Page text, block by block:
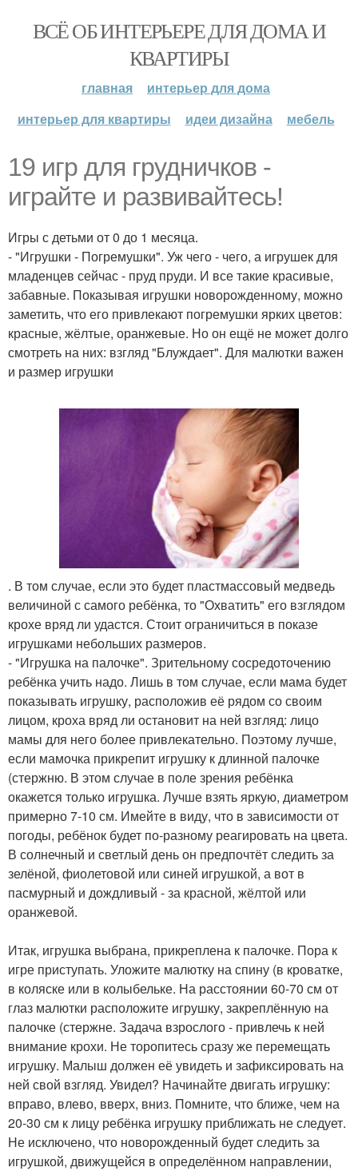
ВСЁ ОБ ИНТЕРЬЕРЕ ДЛЯ ДОМА И
КВАРТИРЫ
главная
интерьер для дома
интерьер для квартиры
идеи дизайна мебель
19 игр для грудничков -
играйте и развивайтесь!
Игры с детьми от 0 до 1 месяца.
- "Игрушки - Погремушки". Уж чего - чего, а игрушек для
младенцев сейчас - пруд пруди. И все такие красивые,
забавные. Показывая игрушки новорожденному, можно
заметить, что его привлекают погремушки ярких цветов:
красные, жёлтые, оранжевые. Но он ещё не может долго
смотреть на них: взгляд "Блуждает". Для малютки важен
и размер игрушки
. В том случае, если это будет пластмассовый медведь
величиной с самого ребёнка, то "Охватить" его взглядом
крохе вряд ли удастся. Стоит ограничиться в показе
игрушками небольших размеров.
- "Игрушка на палочке". Зрительному сосредоточению
ребёнка учить надо. Лишь в том случае, если мама будет
показывать игрушку, расположив её рядом со своим
лицом, кроха вряд ли остановит на ней взгляд: лицо
мамы для него более привлекательно. Поэтому лучше,
если мамочка прикрепит игрушку к длинной палочке
(стержню. В этом случае в поле зрения ребёнка
окажется только игрушка. Лучше взять яркую, диаметром
примерно 7-10 см. Имейте в виду, что в зависимости от
погоды, ребёнок будет по-разному реагировать на цвета.
В солнечный и светлый день он предпочтёт следить за
зелёной, фиолетовой или синей игрушкой, а вот в
пасмурный и дождливый - за красной, жёлтой или
оранжевой.
Итак, игрушка выбрана, прикреплена к палочке. Пора к
игре приступать. Уложите малютку на спину (в кроватке,
в коляске или в колыбельке. На расстоянии 60-70 см от
глаз малютки расположите игрушку, закреплённую на
палочке (стержне. Задача взрослого - привлечь к ней
внимание крохи. Не торопитесь сразу же перемещать
игрушку. Малыш должен её увидеть и зафиксировать на
ней свой взгляд. Увидел? Начинайте двигать игрушку:
вправо, влево, вверх, вниз. Помните, что ближе, чем на
20-30 см к лицу ребёнка игрушку приближать не следует.
Не исключено, что новорожденный будет следить за
игрушкой, движущейся в определённом направлении,